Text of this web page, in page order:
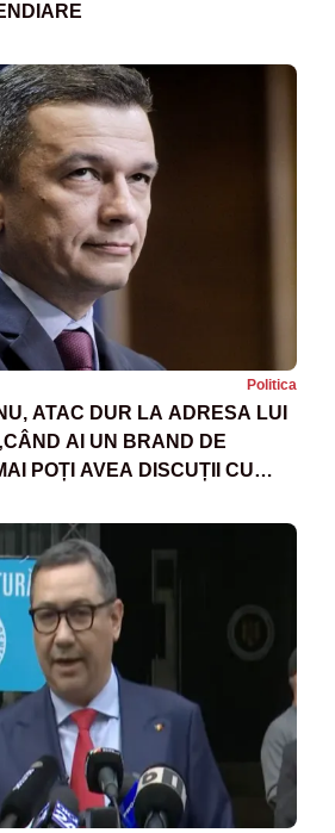
Politica
ATAC DUR LA ADRESA LUI
AI UN BRAND DE
POȚI AVEA DISCUȚII CU